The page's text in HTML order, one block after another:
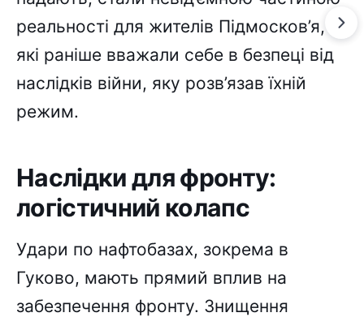
реальності для жителів Підмосков’я,
які раніше вважали себе в безпеці від
наслідків війни, яку розв’язав їхній
режим.
Наслідки для фронту:
логістичний колапс
Удари по нафтобазах, зокрема в
Гуково, мають прямий вплив на
забезпечення фронту. Знищення